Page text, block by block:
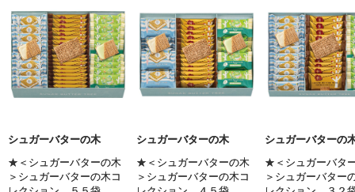
シュガーバターの木
★＜シュガーバターの木
＞シュガーバターの木コ
シュガーバターの木
★＜シュガーバターの木
＞シュガーバターの木コ
シュガーバターの
★＜シュガーバタ
＞シュガーバター